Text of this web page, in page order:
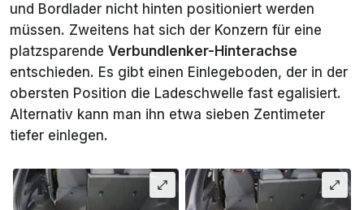
und Bordlader nicht hinten positioniert werden
müssen. Zweitens hat sich der Konzern für eine
platzsparende Verbundlenker-Hinterachse
entschieden. Es gibt einen Einlegeboden, der in der
obersten Position die Ladeschwelle fast egalisiert.
Alternativ kann man ihn etwa sieben Zentimeter
tiefer einlegen.